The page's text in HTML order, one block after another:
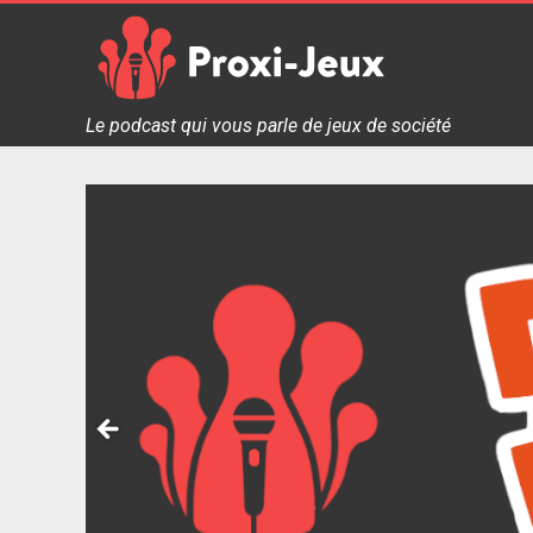
Proxi Jeux - Le podcast qui
Le podcast qui vous parle de jeux de société